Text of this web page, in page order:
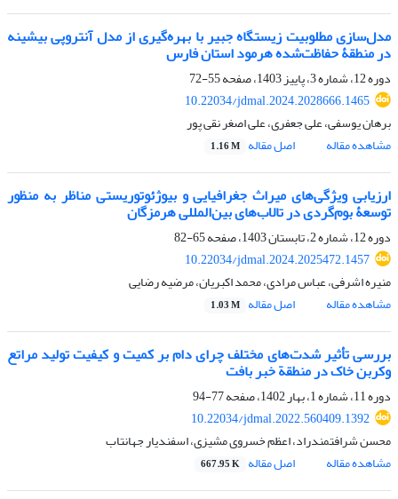
مدل‌سازی مطلوبیت زیستگاه جبیر با بهره‌گیری از مدل آنتروپی بیشینه
در منطقۀ حفاظت‌شده هرمود استان فارس
دوره 12، شماره 3، پاییز 1403، صفحه
55-72
10.22034/jdmal.2024.2028666.1465
برهان یوسفی، علی جعفری، علی اصغر نقی پور
مشاهده مقاله
اصل مقاله 1.16 M
ارزیابی ویژگی‌های میراث جغرافیایی و بیوژئوتوریستی مناظر به منظور
توسعۀ بوم‌گردی در تالاب‌های بین‌المللی هرمزگان
دوره 12، شماره 2، تابستان 1403، صفحه
65-82
10.22034/jdmal.2024.2025472.1457
منیره اشرفی، عباس مرادی، محمد اکبریان، مرضیه رضایی
مشاهده مقاله
اصل مقاله 1.03 M
بررسی تأثیر شدت‌های مختلف چرای دام بر کمیت و کیفیت تولید مراتع
وکربن خاک در منطقة خبر بافت
دوره 11، شماره 1، بهار 1402، صفحه
77-94
10.22034/jdmal.2022.560409.1392
محسن شرافتمندراد، اعظم خسروی مشیزی، اسفندیار جهانتاب
مشاهده مقاله
اصل مقاله 667.95 K